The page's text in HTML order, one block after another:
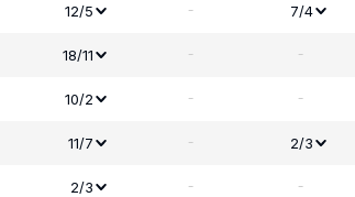
12/5 - 7/4
18/11 - -
10/2 - -
11/7 - 2/3
2/3 - -